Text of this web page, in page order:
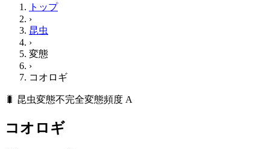
トップ
›
昆虫
›
変態
›
コオロギ
🐛 昆虫変態不完全変態頻度 A
コオロギ